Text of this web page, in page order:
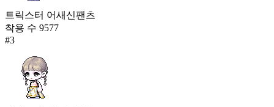
트릭스터 어새신팬츠
착용 수 9577
#3